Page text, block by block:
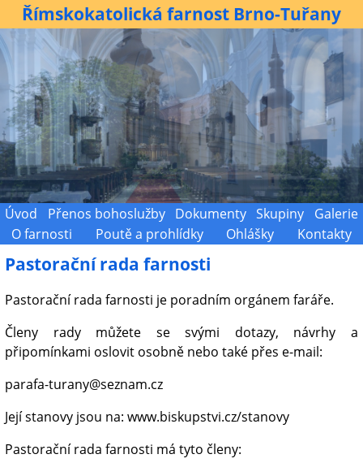
Římskokatolická farnost Brno-Tuřany
Úvod Přenos bohoslužby Dokumenty Skupiny
Galerie
O farnosti
Poutě a prohlídky Ohlášky Kontakty
Pastorační rada farnosti
Pastorační rada farnosti je poradním orgánem faráře.
Členy rady můžete se svými dotazy, návrhy a
připomínkami oslovit osobně nebo také přes e-mail:
parafa-turany@seznam.cz
Její stanovy jsou na: www.biskupstvi.cz/stanovy
Pastorační rada farnosti má tyto členy: